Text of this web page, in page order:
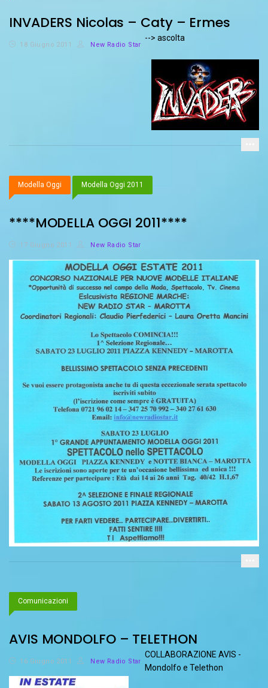
INVADERS Nicolas – Caty – Ermes
18 Giugno 2011 New Radio Star
--> ascolta
Modella Oggi Modella Oggi 2011
****MODELLA OGGI 2011****
17 Giugno 2011 New Radio Star
Comunicazioni
AVIS MONDOLFO – TELETHON
16 Giugno 2011 New Radio Star
COLLABORAZIONE AVIS -
Mondolfo e Telethon